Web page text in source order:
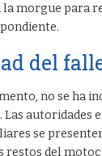
la morgue para
del
no se ha
autoridades
se
restos del